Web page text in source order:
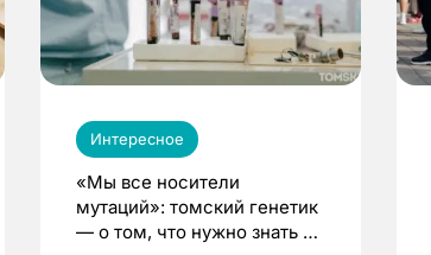
Интересное
«Мы все носители
мутаций»: томский генетик
— о том, что нужно знать до